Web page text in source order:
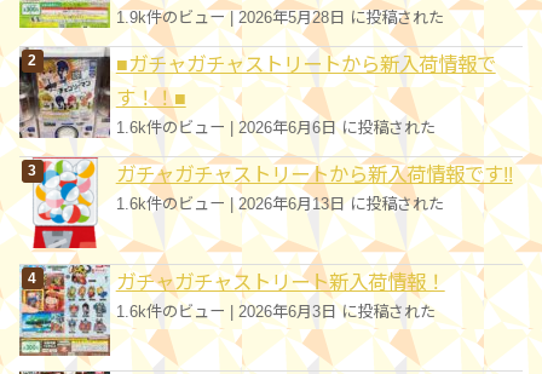
1.9k件のビュー| 2026年5月28日 に投稿された
■ガチャガチャストリートから新入荷情報で
す！！■
1.6k件のビュー |2026年6月6日 に投稿された
ガチャガチャストリートから新入荷情報です!!
1.6k件のビュー |2026年6月13日 に投稿された
ガチャガチャストリート新入荷情報！
1.6k件のビュー 2026年6月3日 に投稿された